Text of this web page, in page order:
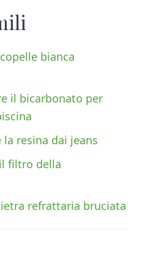
bianca
il bicarbonato per
resina dai jeans
filtro della
refrattaria bruciata